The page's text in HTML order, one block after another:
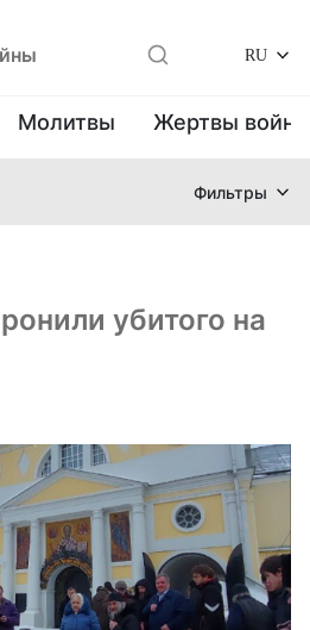
RU
Молитвы Жертвы
Фильтры
убитого на